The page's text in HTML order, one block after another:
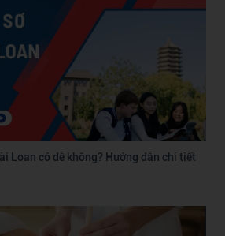
Loan có dễ không? Hướng dẫn chi tiết